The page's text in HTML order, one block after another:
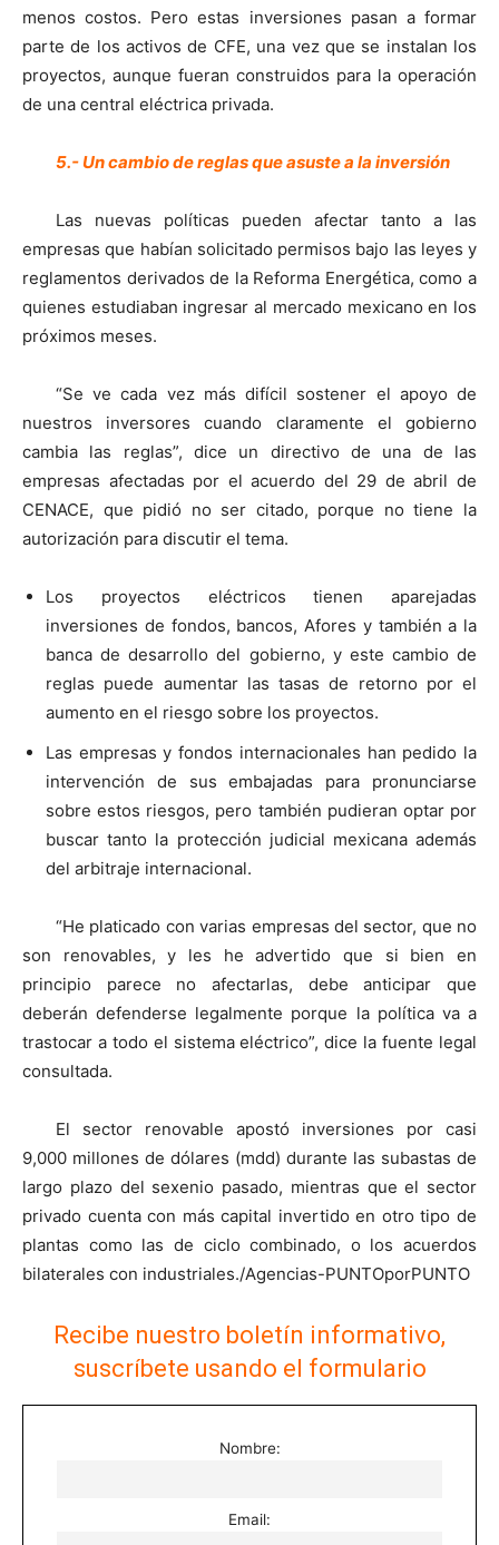
menos costos. Pero estas inversiones pasan a formar
parte de los activos de CFE, una vez que se instalan los
proyectos, aunque fueran construidos para la operación
de una central eléctrica privada.
5.- Un cambio de reglas que asuste a la inversión
Las nuevas políticas pueden afectar tanto a las
empresas que habían solicitado permisos bajo las leyes y
reglamentos derivados de la Reforma Energética, como a
quienes estudiaban ingresar al mercado mexicano en los
próximos meses.
“Se ve cada vez más difícil sostener el apoyo de
nuestros inversores cuando claramente el gobierno
cambia las reglas”, dice un directivo de una de las
empresas afectadas por el acuerdo del 29 de abril de
CENACE, que pidió no ser citado, porque no tiene la
autorización para discutir el tema.
Los proyectos eléctricos tienen aparejadas
inversiones de fondos, bancos, Afores y también a la
banca de desarrollo del gobierno, y este cambio de
reglas puede aumentar las tasas de retorno por el
aumento en el riesgo sobre los proyectos.
Las empresas y fondos internacionales han pedido la
intervención de sus embajadas para pronunciarse
sobre estos riesgos, pero también pudieran optar por
buscar tanto la protección judicial mexicana además
del arbitraje internacional.
“He platicado con varias empresas del sector, que no
son renovables, y les he advertido que si bien en
principio parece no afectarlas, debe anticipar que
deberán defenderse legalmente porque la política va a
trastocar a todo el sistema eléctrico”, dice la fuente legal
consultada.
El sector renovable apostó inversiones por casi
9,000 millones de dólares (mdd) durante las subastas de
largo plazo del sexenio pasado, mientras que el sector
privado cuenta con más capital invertido en otro tipo de
plantas como las de ciclo combinado, o los acuerdos
bilaterales con industriales./Agencias-PUNTOporPUNTO
Recibe nuestro boletín informativo,
suscríbete usando el formulario
Nombre:
Email: